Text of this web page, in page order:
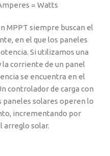
= Watts
MPPT siempre buscan el
en el que los paneles
Si utilizamos una
corriente de un panel
se encuentra en el
controlador de carga con
paneles solares operen lo
incrementando por
arreglo solar.